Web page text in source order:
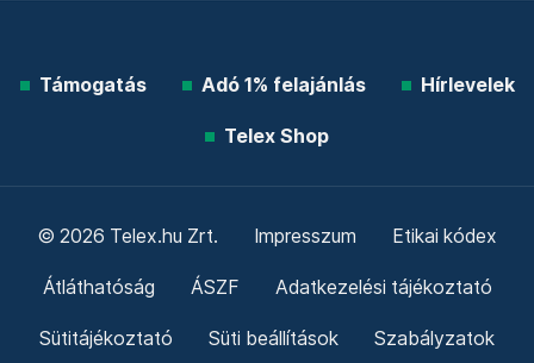
Támogatás Adó 1% felajánlás Hírlevelek
Telex Shop
© 2026 Telex.hu Zrt. Impresszum Etikai kódex
Átláthatóság ÁSZF Adatkezelési tájékoztató
Sütitájékoztató Süti beállítások Szabályzatok